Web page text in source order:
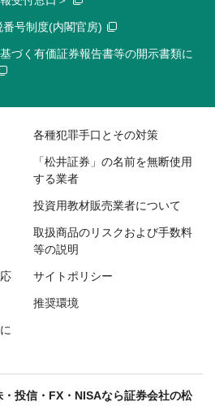
号制度(内閣官房)
づく有価証券報告書等の開示書類に
各種犯罪手口とその対策
「松井証券」の名前を無断使用
する業者
投資用教材販売業者について
取扱商品のリスクおよび手数料
等の説明
サイトポリシー
推奨環境
投信・FX・NISAなら証券会社の松